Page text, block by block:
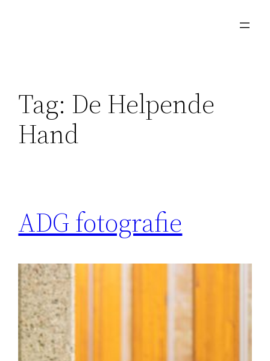
Tag: De Helpende
Hand
ADG fotografie